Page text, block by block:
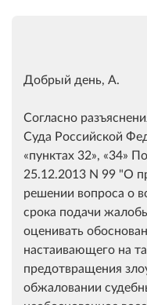
Добрый день, А.
Согласно
Суда Российской
пунктах 32 , 34
25.12.2013 N 99 "О
решении вопроса о
срока подачи
оценивать
настаивающего на
предотвращения
обжаловании